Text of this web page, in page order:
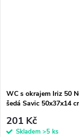
WC s okrajem Iriz 50
šedá Savic 50x37x14
201 Kč
Skladem >5 ks